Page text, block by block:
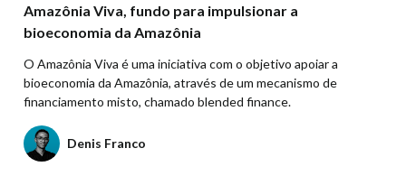
Amazônia Viva, fundo para impulsionar a
bioeconomia da Amazônia
O Amazônia Viva é uma iniciativa com o objetivo apoiar a
bioeconomia da Amazônia, através de um mecanismo de
financiamento misto, chamado blended finance.
Denis Franco